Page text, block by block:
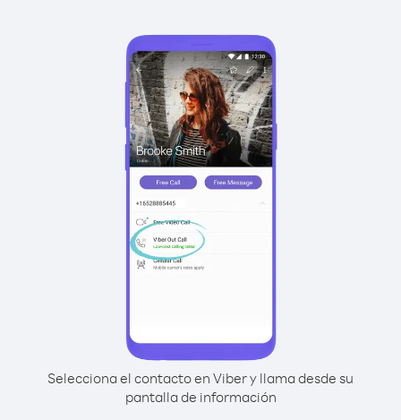
Selecciona el contacto en Viber y llama desde su
pantalla de información